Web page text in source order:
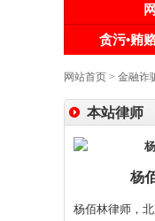
贪污•贿
网站首页 > 金融诈
本站律师
杨
杨佰林律师，